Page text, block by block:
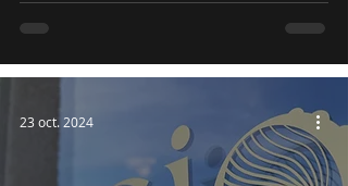
23 oct. 2024